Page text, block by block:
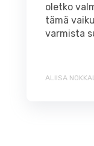
oletko
tämä
varmista
ALIISA